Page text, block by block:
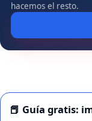
hacemos el resto.
📕 Guía gratis: